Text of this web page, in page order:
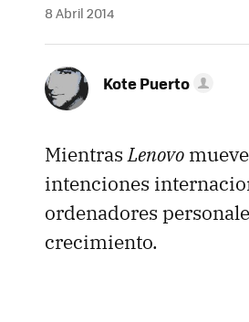
8 Abril 2014
Kote Puerto
MientrasLenovo
intenciones
ordenadores
crecimiento.